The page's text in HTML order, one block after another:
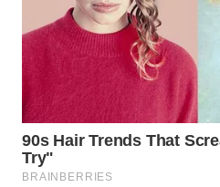
NEWS
WAHANA
TANI
WAHANA
ADVOKAT